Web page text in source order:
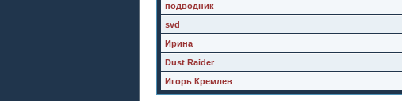
подводник
svd
Ирина
Dust Raider
Игорь Кремлев